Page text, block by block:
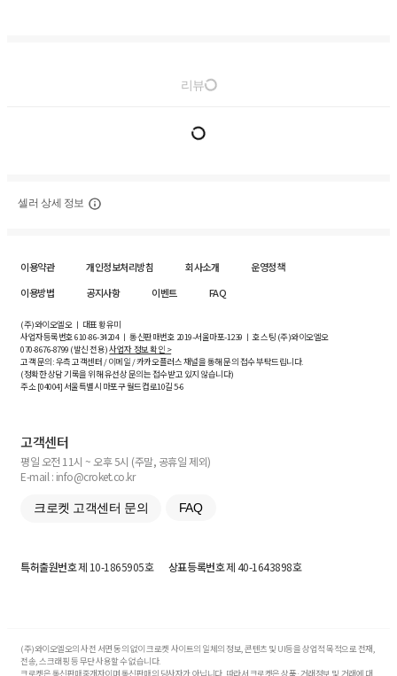
리뷰
셀러 상세 정보
이용약관 개인정보처리방침 회사소개
운영정책
이용방법
공지사항 이벤트 FAQ
(주)와이오엘오 ㅣ 대표 황유미
사업자등록번호610-86-34204ㅣ 통신판매번호 2019-서울마포-1239 ㅣ 호스팅 (주)와이오엘오
070-8676-8799 (발신 전용)사업자 정보 확인 >
고객 문의: 우측 고객센터 / 이메일 / 카카오플러스 채널을 통해 문의 접수 부탁드립니다.
(정확한 상담 기록을 위해 유선상 문의는 접수받고 있지 않습니다)
주소 [04004] 서울특별시 마포구 월드컵로10길5-6
고객센터
평일 오전 11시 ~ 오후 5시 (주말, 공휴일 제외)
E-mail : info@croket.co.kr
크로켓 고객센터 문의 FAQ
특허출원번호제 10-1865905호 상표등록번호제 40-1643898호
(주)와이오엘오의 사전 서면 동의 없이 크로켓 사이트의 일체의 정보, 콘텐츠 및 UI등을 상업적 목적으로 전재,
전송, 스크래핑 등 무단 사용할 수 없습니다.